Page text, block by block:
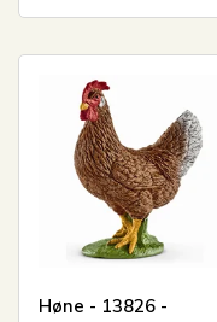
Høne - 13826 -